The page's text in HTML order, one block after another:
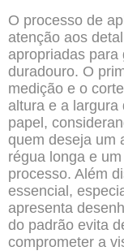
O processo de
atenção aos
apropriadas para
duradouro. O
medição e o
altura e a
papel,
quem deseja um
régua longa e
processo. Além
essencial,
apresenta
do padrão evita
comprometer a